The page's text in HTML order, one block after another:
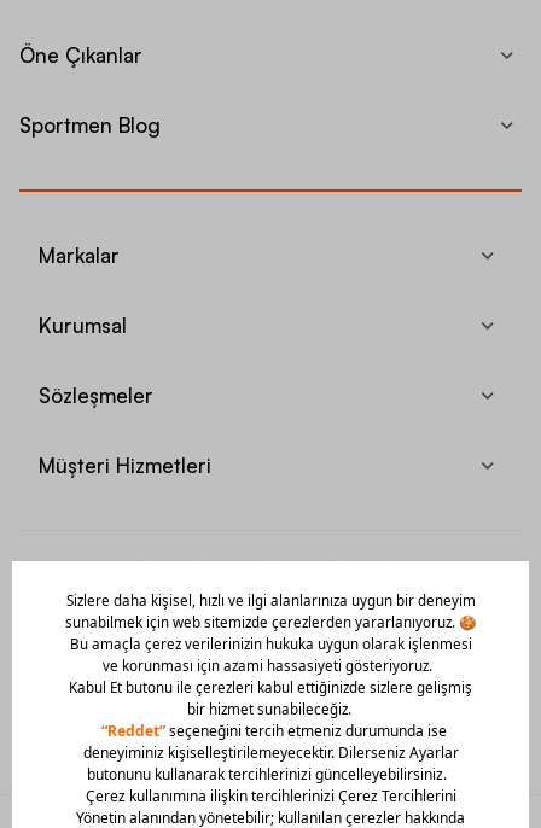
Öne Çıkanlar
Sportmen Blog
Markalar
Kurumsal
Sözleşmeler
Müşteri Hizmetleri
Mobil Uygulamamızı Hemen İndir!